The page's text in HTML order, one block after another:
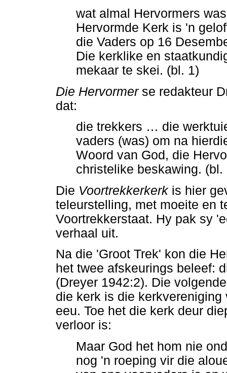
wat almal Hervormers
Hervormde Kerk is 'n
die Vaders op 16
Die kerklike en
mekaar te skei. (bl. 1)
Die Hervormerse redakteur
dat:
die trekkers … die
vaders (was) om na
Woord van God, die
christelike beskawing. (bl.
Die Voortrekkerkerkis hier
teleurstelling, met moeite en
Voortrekkerstaat. Hy pak sy
verhaal uit.
Na die 'Groot Trek' kon die
het twee afskeurings beleef:
(Dreyer 1942:2). Die
die kerk is die
eeu. Toe het die kerk deur
verloor is:
Maar God het hom nie
nog 'n roeping vir die